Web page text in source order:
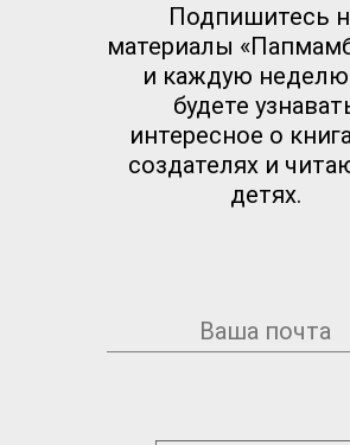
Подпишитесь
материалы
и каждую
будете
интересное о
создателях и
детях.